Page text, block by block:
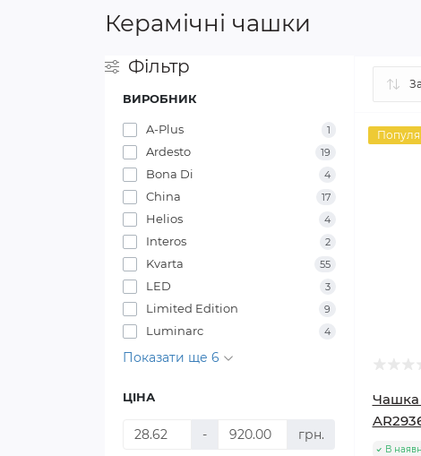
Керамічні чашки
Фільтр
ВИРОБНИК
A-Plus 1
Ardesto 19
Bona Di 4
China 17
Helios 4
Interos 2
Kvarta 55
LED 3
Limited Edition 9
Luminarc 4
Показати ще 6
ЦІНА
- грн.
Чашка
В